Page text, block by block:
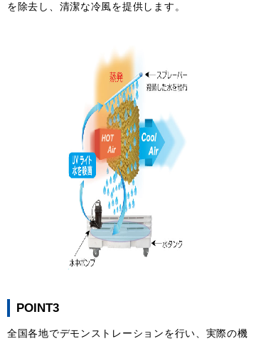
を除去し、清潔な冷風を提供します。
POINT3
全国各地でデモンストレーションを行い、実際の機